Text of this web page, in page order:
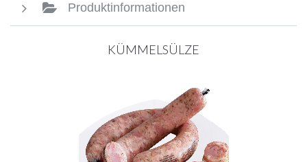
Produktinformationen
KÜMMELSÜLZE